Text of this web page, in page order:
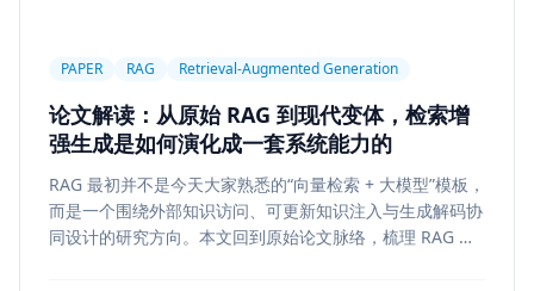
PAPER RAG Retrieval-Augmented Generation
论文解读：从原始 RAG 到现代变体，检索增
强生成是如何演化成一套系统能力的
RAG 最初并不是今天大家熟悉的“向量检索 + 大模型”模板，
而是一个围绕外部知识访问、可更新知识注入与生成解码协
同设计的研究方向。本文回到原始论文脉络，梳理 RAG 如